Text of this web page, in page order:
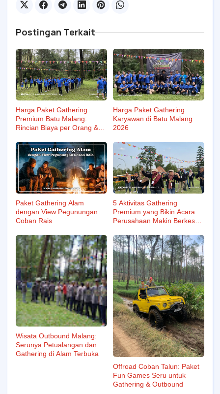
Postingan Terkait
Harga Paket Gathering
Premium Batu Malang:
Rincian Biaya per Orang &
Harga Paket Gathering
Karyawan di Batu Malang
2026
Paket Gathering Alam
dengan View Pegunungan
Coban Rais
5 Aktivitas Gathering
Premium yang Bikin Acara
Perusahaan Makin Berkesan
Wisata Outbound Malang:
Serunya Petualangan dan
Gathering di Alam Terbuka
Offroad Coban Talun: Paket
Fun Games Seru untuk
Gathering & Outbound